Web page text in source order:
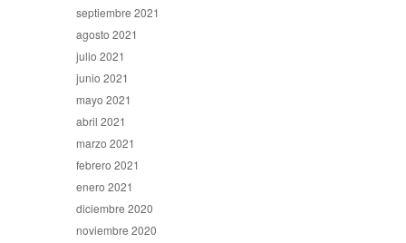
septiembre 2021
agosto 2021
julio 2021
junio 2021
mayo 2021
abril 2021
marzo 2021
febrero 2021
enero 2021
diciembre 2020
noviembre 2020